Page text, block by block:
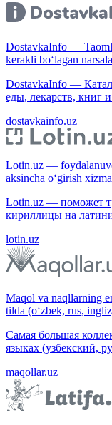
DostavkaInfo —
kerakli bo‘lagan
DostavkaInfo —
еды, лекарств, книг
dostavkainfo.uz
Lotin.uz —
aksincha o‘girish
Lotin.uz — поможет
кириллицы на
lotin.uz
Maqol va naqllarning
tilda (o‘zbek, rus,
Самая большая
языках (узбекский,
maqollar.uz